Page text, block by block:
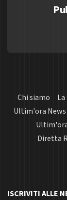
Chi siamo
Ultim'ora News
Diretta
ISCRIVITI ALLE